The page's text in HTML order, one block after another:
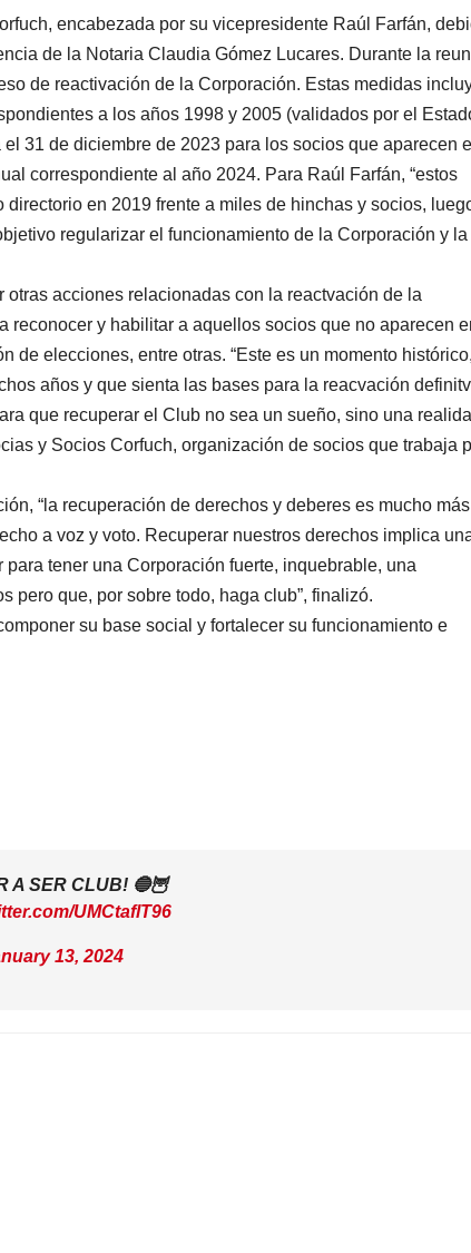
encabezada por su vicepresidente Raúl Farfán,
de la Notaria Claudia Gómez Lucares. Durante la
de reactivación de la Corporación. Estas medidas
a los años 1998 y 2005 (validados por el
31 de diciembre de 2023 para los socios que aparecen
correspondiente al año 2024. Para Raúl Farfán, “estos
en 2019 frente a miles de hinchas y socios,
regularizar el funcionamiento de la Corporación y la
acciones relacionadas con la reactvación de la
reconocer y habilitar a aquellos socios que no aparecen
de elecciones, entre otras. “Este es un momento
años y que sienta las bases para la reacvación
que recuperar el Club no sea un sueño, sino una
y Socios Corfuch, organización de socios que trabaja
“la recuperación de derechos y deberes es mucho más
a voz y voto. Recuperar nuestros derechos implica
tener una Corporación fuerte, inquebrable, una
pero que, por sobre todo, haga club”, finalizó.
su base social y fortalecer su funcionamiento e
A SER CLUB! 🔵🦉
UMCtaflT96
13, 2024